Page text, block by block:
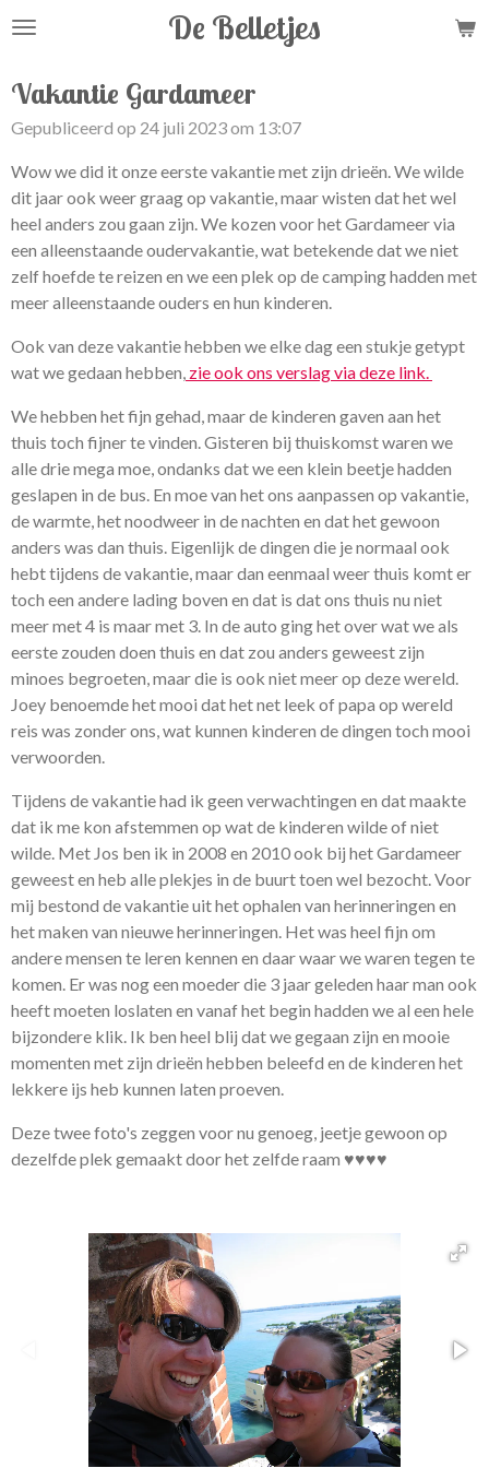
Ga
de
hoofdinhoud
De Belletjes
Vakantie Gardameer
Gepubliceerd op 24 juli 2023 om 13:07
Wow we did it onze eerste vakantie met zijn drieën. We wilde
dit jaar ook weer graag op vakantie, maar wisten dat het wel
heel anders zou gaan zijn. We kozen voor het Gardameer via
een alleenstaande oudervakantie, wat betekende dat we niet
zelf hoefde te reizen en we een plek op de camping hadden met
meer alleenstaande ouders en hun kinderen.
Ook van deze vakantie hebben we elke dag een stukje getypt
wat we gedaan hebben, zie ook ons verslag via deze link.
We hebben het fijn gehad, maar de kinderen gaven aan het
thuis toch fijner te vinden. Gisteren bij thuiskomst waren we
alle drie mega moe, ondanks dat we een klein beetje hadden
geslapen in de bus. En moe van het ons aanpassen op vakantie,
de warmte, het noodweer in de nachten en dat het gewoon
anders was dan thuis. Eigenlijk de dingen die je normaal ook
hebt tijdens de vakantie, maar dan eenmaal weer thuis komt er
toch een andere lading boven en dat is dat ons thuis nu niet
meer met 4 is maar met 3. In de auto ging het over wat we als
eerste zouden doen thuis en dat zou anders geweest zijn
minoes begroeten, maar die is ook niet meer op deze wereld.
Joey benoemde het mooi dat het net leek of papa op wereld
reis was zonder ons, wat kunnen kinderen de dingen toch mooi
verwoorden.
Tijdens de vakantie had ik geen verwachtingen en dat maakte
dat ik me kon afstemmen op wat de kinderen wilde of niet
wilde. Met Jos ben ik in 2008 en 2010 ook bij het Gardameer
geweest en heb alle plekjes in de buurt toen wel bezocht. Voor
mij bestond de vakantie uit het ophalen van herinneringen en
het maken van nieuwe herinneringen. Het was heel fijn om
andere mensen te leren kennen en daar waar we waren tegen te
komen. Er was nog een moeder die 3 jaar geleden haar man ook
heeft moeten loslaten en vanaf het begin hadden we al een hele
bijzondere klik. Ik ben heel blij dat we gegaan zijn en mooie
momenten met zijn drieën hebben beleefd en de kinderen het
lekkere ijs heb kunnen laten proeven.
Deze twee foto's zeggen voor nu genoeg, jeetje gewoon op
dezelfde plek gemaakt door het zelfde raam ♥♥♥♥